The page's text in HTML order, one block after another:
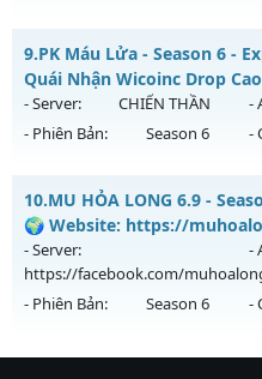
Antihack: Bandicam Hack
MU HỎA LONG 6.9 - 🌍
Mu mới ra tháng 08 2026 -
https://facebook.com/
02/08/2626
Kiểu reset: Non Reset
Thể loại: Mu Nguyên bản
Antihack: XShield
9.PK Máu Lửa - Season 6 -
Quái Nhận Wicoinc Drop Cao
- Server: CHIẾN THẦN -
- Phiên Bản:
Season 6 -
PK Máu Lửa - Đánh Quái
Mu mới ra tháng 08 2026 -
13h ngày 16/08/2626
Exp: 1000x - Drop: 20%
Thể loại: Mu Nguyên bản
10.MU HỎA LONG 6.9 -
🌍 Website: https://
- Server:
https://facebook.com/
-
- Phiên Bản: Season 6 -
MU HỎA LONG 6.9 - 🌍